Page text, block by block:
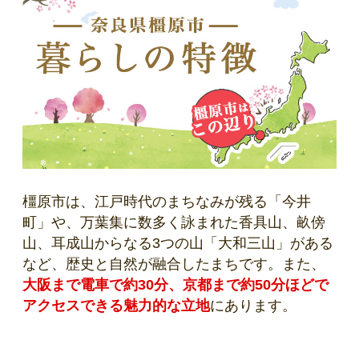
橿原市は、江戸時代のまちなみが残る「今井
町」や、万葉集に数多く詠まれた香具山、畝傍
山、耳成山からなる3つの山「大和三山」がある
など、歴史と自然が融合したまちです。また、
大阪まで電車で約30分、京都まで約50分ほどで
アクセスできる魅力的な立地にあります。